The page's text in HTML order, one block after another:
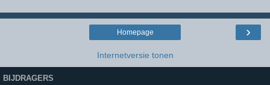
›
Homepage
Internetversie tonen
BIJDRAGERS